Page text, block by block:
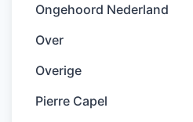
Ongehoord Nederland
Over
Overige
Pierre Capel